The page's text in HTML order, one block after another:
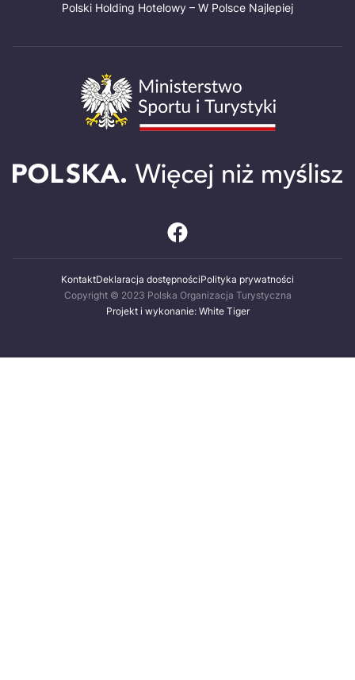
Polski Holding Hotelowy – W Polsce Najlepiej
KontaktDeklaracja dostępnościPolityka prywatności
Copyright © 2023 Polska Organizacja Turystyczna
Projekt i wykonanie: White Tiger